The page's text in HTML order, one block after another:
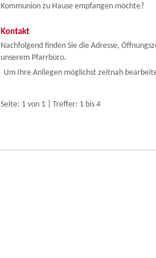
Kommunion zu Hause empfangen möchte?
Kontakt
Nachfolgend finden Sie die Adresse,
unserem Pfarrbüro.
Um Ihre Anliegen möglichst zeitnah
Seite: 1 von 1 | Treffer: 1 bis 4